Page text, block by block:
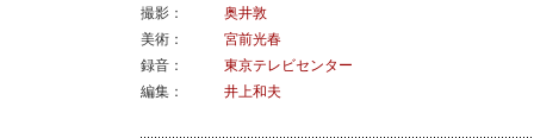
撮影：
奥井敦
美術：
宮前光春
録音：
東京テレビセンター
編集：
井上和夫